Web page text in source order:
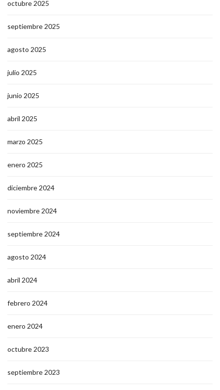
octubre 2025
septiembre 2025
agosto 2025
julio 2025
junio 2025
abril 2025
marzo 2025
enero 2025
diciembre 2024
noviembre 2024
septiembre 2024
agosto 2024
abril 2024
febrero 2024
enero 2024
octubre 2023
septiembre 2023